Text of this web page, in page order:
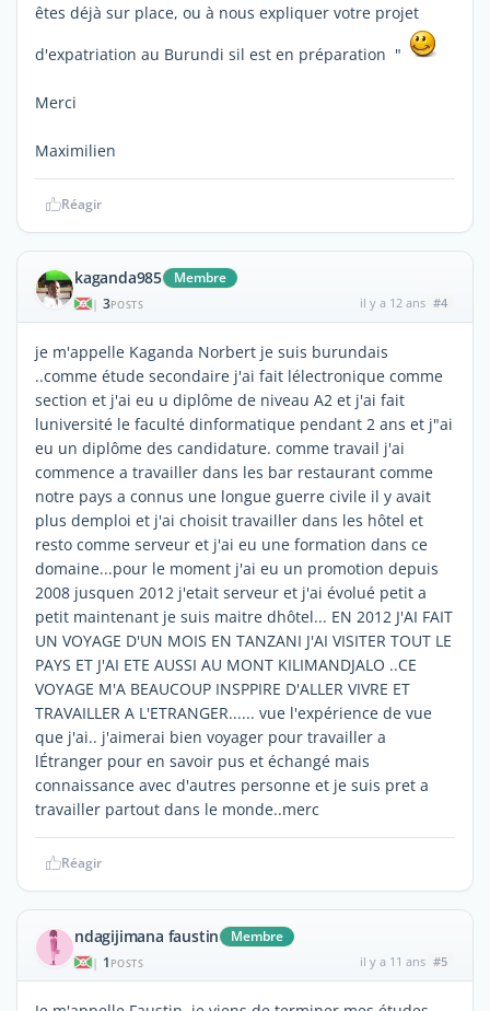
êtes déjà sur place, ou à nous expliquer votre projet
d'expatriation au Burundi sil est en préparation "
Merci
Maximilien
Réagir
kaganda985 Membre
| 3POSTS il y a 12 ans #4
je m'appelle Kaganda Norbert je suis burundais
..comme étude secondaire j'ai fait lélectronique comme
section et j'ai eu u diplôme de niveau A2 et j'ai fait
luniversité le faculté dinformatique pendant 2 ans et j"ai
eu un diplôme des candidature. comme travail j'ai
commence a travailler dans les bar restaurant comme
notre pays a connus une longue guerre civile il y avait
plus demploi et j'ai choisit travailler dans les hôtel et
resto comme serveur et j'ai eu une formation dans ce
domaine...pour le moment j'ai eu un promotion depuis
2008 jusquen 2012 j'etait serveur et j'ai évolué petit a
petit maintenant je suis maitre dhôtel... EN 2012 J'AI FAIT
UN VOYAGE D'UN MOIS EN TANZANI J'AI VISITER TOUT LE
PAYS ET J'AI ETE AUSSI AU MONT KILIMANDJALO ..CE
VOYAGE M'A BEAUCOUP INSPPIRE D'ALLER VIVRE ET
TRAVAILLER A L'ETRANGER...... vue l'expérience de vue
que j'ai.. j'aimerai bien voyager pour travailler a
lÉtranger pour en savoir pus et échangé mais
connaissance avec d'autres personne et je suis pret a
travailler partout dans le monde..merc
Réagir
ndagijimana faustin Membre
| 1 POSTS il y a 11 ans #5